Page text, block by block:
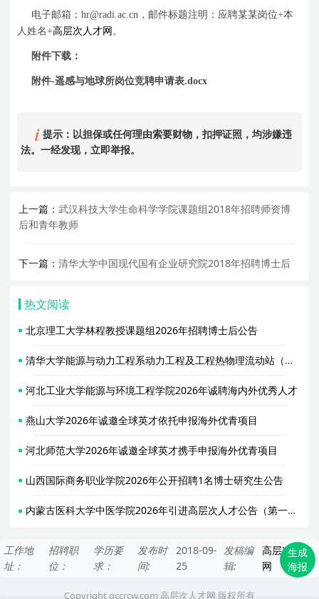
生成
海报
电子邮箱：hr@radi.ac.cn ，邮件标题注明：应聘某某岗位+本
人姓名+高层次人才网 。
附件下载：
附件-遥感与地球所岗位竞聘申请表.docx
提示：以担保或任何理由索要财物，扣押证照，均涉嫌违
法。一经发现，立即举报。
上一篇：武汉科技大学生命科学学院课题组2018年招聘师资博
后和青年教师
下一篇：清华大学中国现代国有企业研究院2018年招聘博士后
热文阅读
北京理工大学林程教授课题组2026年招聘博士后公告
清华大学能源与动力工程系动力工程及工程热物理流动站（合作导师胥蕊娜）2026年招聘2名博士后
河北工业大学能源与环境工程学院2026年诚聘海内外优秀人才
燕山大学2026年诚邀全球英才依托申报海外优青项目
河北师范大学2026年诚邀全球英才携手申报海外优青项目
山西国际商务职业学院2026年公开招聘1名博士研究生公告
内蒙古医科大学中医学院2026年引进高层次人才公告（第一轮）
工作地
址：
招聘职
位：
学历要
求：
发布时
间:
2018-09-
25
发稿编
辑:
高层次人才
网
Copyright gccrcw.com 高层次人才网 版权所有